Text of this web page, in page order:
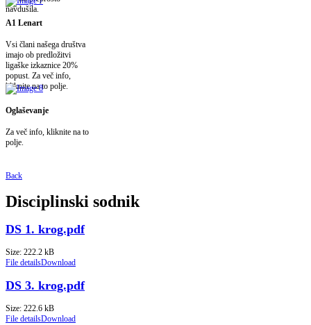
navdušila.
A1 Lenart
Vsi člani našega društva
imajo ob predložitvi
ligaške izkaznice 20%
popust. Za več info,
kliknite na to polje.
Oglaševanje
Za več info, kliknite na to
polje.
Back
Disciplinski sodnik
DS 1. krog.pdf
Size: 222.2 kB
File detailsDownload
DS 3. krog.pdf
Size: 222.6 kB
File detailsDownload